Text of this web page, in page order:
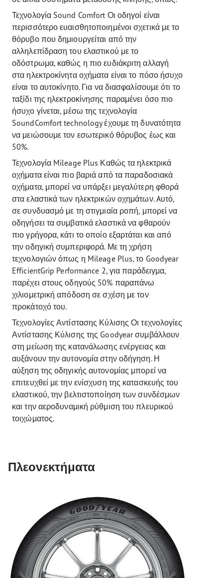
Τεχνολογία Sound Comfort Οι οδηγοί είναι
περισσότερο ευαισθητοποιημένοι σχετικά με το
θόρυβο που δημιουργείται από την
αλληλεπίδραση του ελαστικού με το
οδόστρωμα, καθώς η πιο ευδιάκριτη αλλαγή
στα ηλεκτροκίνητα οχήματα είναι το πόσο ήσυχο
είναι το αυτοκίνητο. Για να διασφαλίσουμε ότι το
ταξίδι της ηλεκτροκίνησης παραμένει όσο πιο
ήσυχο γίνεται, μέσω της τεχνολογία
SoundComfort technology έχουμε τη δυνατότητα
να μειώσουμε τον εσωτερικό θόρυβος έως και
50%.
Τεχνολογία Mileage Plus Καθώς τα ηλεκτρικά
οχήματα είναι πιο βαριά από τα παραδοσιακά
οχήματα, μπορεί να υπάρξει μεγαλύτερη φθορά
στα ελαστικά των ηλεκτρικών οχημάτων. Aυτό,
σε συνδυασμό με τη στιγμιαία ροπή, μπορεί να
οδηγήσει τα συμβατικά ελαστικά να φθαρούν
πιο γρήγορα, κάτι το οποίο εξαρτάται και από
την οδηγική συμπεριφορά. Με τη χρήση
τεχνολογιών όπως η Mileage Plus, το Goodyear
EfficientGrip Performance 2, για παράδειγμα,
παρέχει στους οδηγούς 50% παραπάνω
χιλιομετρική απόδοση σε σχέση με τον
προκάτοχό του.
Τεχνολογίες Αντίστασης Κύλισης Οι τεχνολογίες
Αντίστασης Κύλισης της Goodyear συμβάλλουν
στη μείωση της κατανάλωσης ενέργειας και
αυξάνουν την αυτονομία στην οδήγηση. Η
αύξηση της οδηγικής αυτονομίας μπορεί να
επιτευχθεί με την ενίσχυση της κατασκευής του
ελαστικού, την βελτιστοποίηση των συνδέσμων
και την αεροδυναμική ρύθμιση του πλευρικού
τοιχώματος.
Πλεονεκτήματα